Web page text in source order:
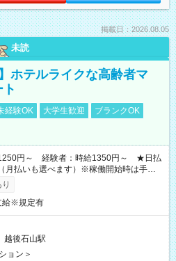
掲載日：2026.08.05
未読
ホテルライクな高齢者マ
経験OK 大学生歓迎
ブランクOK
円～ 経験者：時給1350円～ ★日払
月払いも選べます）※稼働開始時は手続き
なります。
給※規定有
越後石山駅
ョン＞